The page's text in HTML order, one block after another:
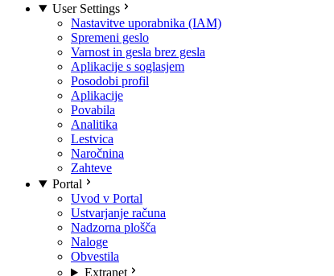
User Settings
Nastavitve uporabnika (IAM)
Spremeni geslo
Varnost in gesla brez gesla
Aplikacije s soglasjem
Posodobi profil
Aplikacije
Povabila
Analitika
Lestvica
Naročnina
Zahteve
Portal
Uvod v Portal
Ustvarjanje računa
Nadzorna plošča
Naloge
Obvestila
Extranet